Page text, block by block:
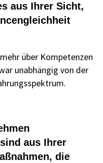
aus Ihrer Sicht,
über Kompetenzen
unabhängig von der
aus Ihrer
die